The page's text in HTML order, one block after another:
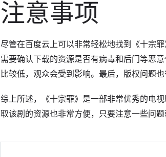
注意事项
尽管在百度云上可以非常轻松地找到《十宗
需要确认下载的资源是否有病毒和后门等恶
比较低，观众会受到影响。最后，版权问题
综上所述，《十宗罪》是一部非常优秀的电
取该剧的资源也非常方便，只要注意一些问